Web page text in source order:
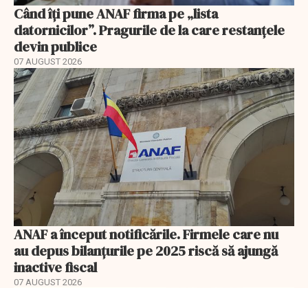
Când îți pune ANAF firma pe „lista
datornicilor”. Pragurile de la care restanțele
devin publice
07 AUGUST 2026
ANAF a început notificările. Firmele care nu
au depus bilanțurile pe 2025 riscă să ajungă
inactive fiscal
07 AUGUST 2026